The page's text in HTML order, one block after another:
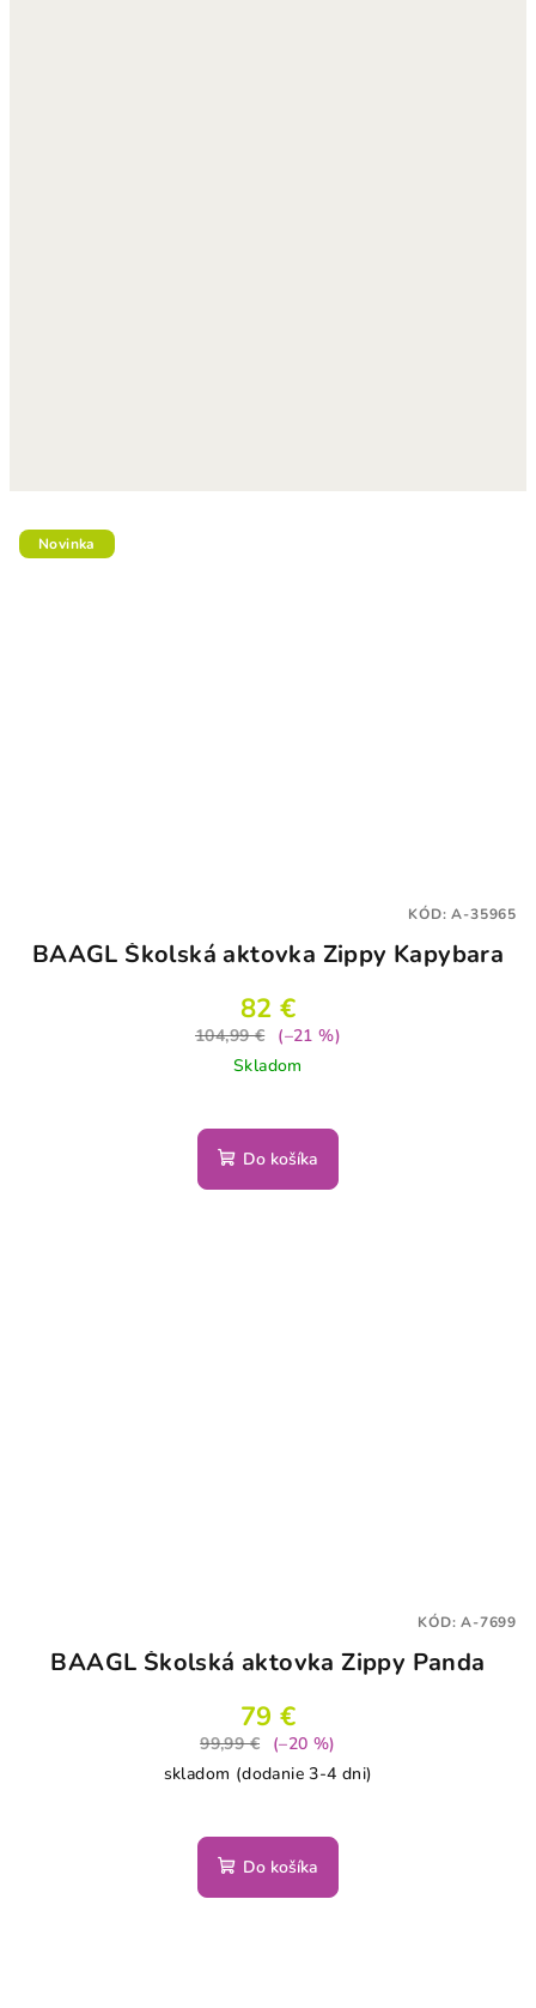
Novinka
BAAGL Školská aktovka Zippy Kapybara
82 €
104,99 €
(–21 %)
Skladom
Do košíka
KÓD:A-35965
BAAGL Školská aktovka Zippy Panda
79 €
99,99 €
(–20 %)
skladom (dodanie 3-4 dni)
Do košíka
KÓD:A-7699